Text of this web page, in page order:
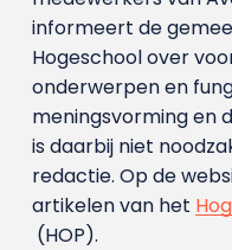
informeert de
Hogeschool over
onderwerpen en
meningsvorming en
is daarbij niet
redactie. Op de
artikelen van het
(HOP).